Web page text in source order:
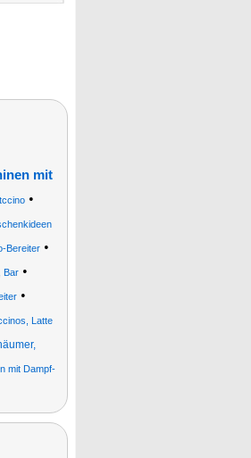
mit
•
Bereiter •
Bar•
•
Latte
mit Dampf-